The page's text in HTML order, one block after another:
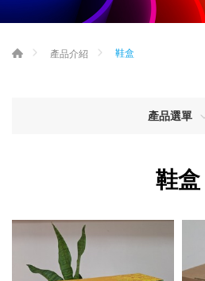
產品介紹 鞋盒
產品選單
鞋盒